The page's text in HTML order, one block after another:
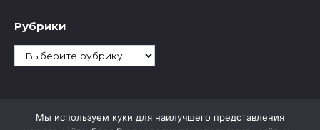
Рубрики
Рубрики
Мы используем куки для наилучшего представления